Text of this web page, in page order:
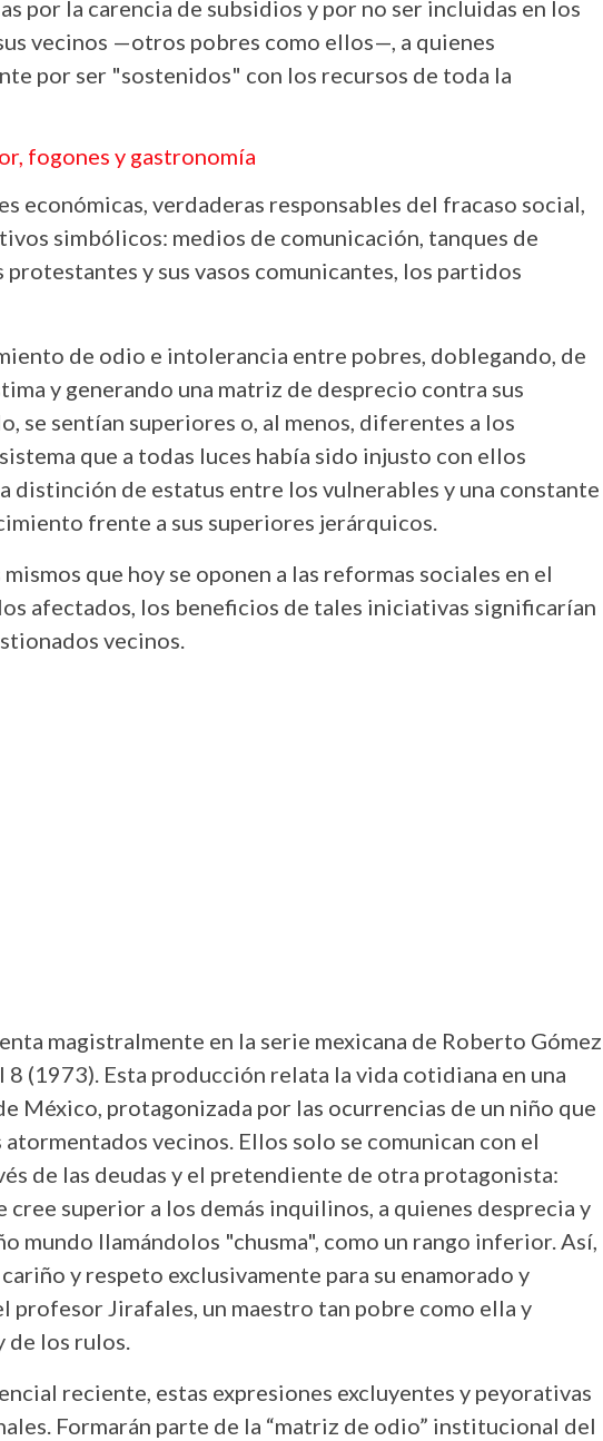
por la carencia de subsidios y por no ser incluidas en los
vecinos —otros pobres como ellos—, a quienes
por ser "sostenidos" con los recursos de toda la
fogones y gastronomía
económicas, verdaderas responsables del fracaso social,
simbólicos: medios de comunicación, tanques de
protestantes y sus vasos comunicantes, los partidos
de odio e intolerancia entre pobres, doblegando, de
y generando una matriz de desprecio contra sus
se sentían superiores o, al menos, diferentes a los
que a todas luces había sido injusto con ellos
distinción de estatus entre los vulnerables y una constante
frente a sus superiores jerárquicos.
que hoy se oponen a las reformas sociales en el
afectados, los beneficios de tales iniciativas significarían
vecinos.
magistralmente en la serie mexicana de Roberto Gómez
8 (1973). Esta producción relata la vida cotidiana en una
México, protagonizada por las ocurrencias de un niño que
vecinos. Ellos solo se comunican con el
de las deudas y el pretendiente de otra protagonista:
cree superior a los demás inquilinos, a quienes desprecia y
mundo llamándolos "chusma", como un rango inferior. Así,
y respeto exclusivamente para su enamorado y
profesor Jirafales, un maestro tan pobre como ella y
de los rulos.
reciente, estas expresiones excluyentes y peyorativas
Formarán parte de la “matriz de odio” institucional del